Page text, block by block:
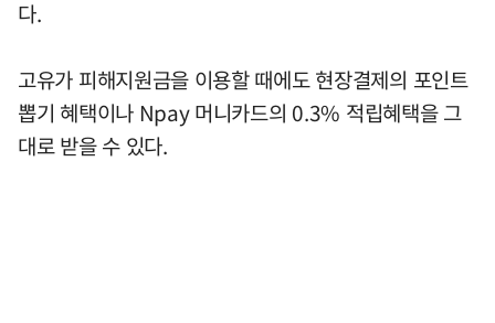
다.
고유가 피해지원금을 이용할 때에도 현장결제의 포인트
뽑기 혜택이나 Npay 머니카드의 0.3% 적립혜택을 그
대로 받을 수 있다.